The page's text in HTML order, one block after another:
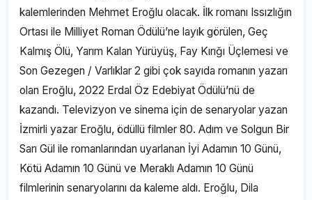
kalemlerinden Mehmet Eroğlu olacak. İlk romanı Issızlığın
Ortası ile Milliyet Roman Ödülü’ne layık görülen, Geç
Kalmış Ölü, Yarım Kalan Yürüyüş, Fay Kırığı Üçlemesi ve
Son Gezegen / Varlıklar 2 gibi çok sayıda romanın yazarı
olan Eroğlu, 2022 Erdal Öz Edebiyat Ödülü’nü de
kazandı. Televizyon ve sinema için de senaryolar yazan
İzmirli yazar Eroğlu, ödüllü filmler 80. Adım ve Solgun Bir
Sarı Gül ile romanlarından uyarlanan İyi Adamın 10 Günü,
Kötü Adamın 10 Günü ve Meraklı Adamın 10 Günü
filmlerinin senaryolarını da kaleme aldı. Eroğlu, Dila